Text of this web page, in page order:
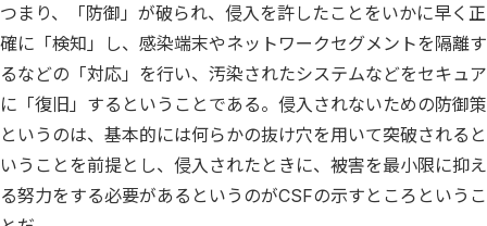
つまり、「防御」が破られ、侵入を許したことをいかに早く正
確に「検知」し、感染端末やネットワークセグメントを隔離す
るなどの「対応」を行い、汚染されたシステムなどをセキュア
に「復旧」するということである。侵入されないための防御策
というのは、基本的には何らかの抜け穴を用いて突破されると
いうことを前提とし、侵入されたときに、被害を最小限に抑え
る努力をする必要があるというのがCSFの示すところというこ